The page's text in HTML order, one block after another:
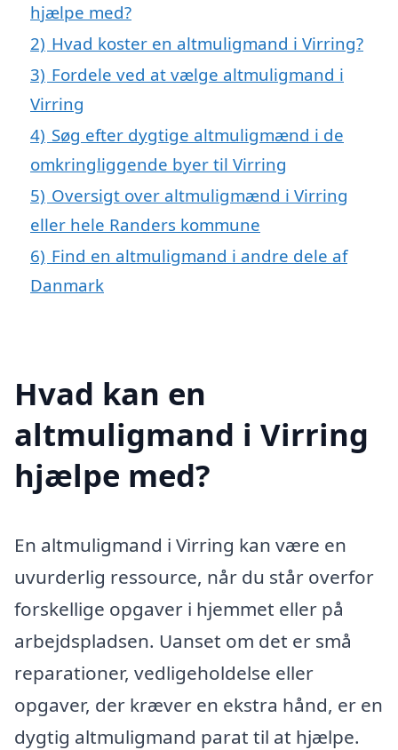
hjælpe med?
2) Hvad koster en altmuligmand i Virring?
3) Fordele ved at vælge altmuligmand i
Virring
4) Søg efter dygtige altmuligmænd i de
omkringliggende byer til Virring
5) Oversigt over altmuligmænd i Virring
eller hele Randers kommune
6) Find en altmuligmand i andre dele af
Danmark
Hvad kan en
altmuligmand i Virring
hjælpe med?
En altmuligmand i Virring kan være en
uvurderlig ressource, når du står overfor
forskellige opgaver i hjemmet eller på
arbejdspladsen. Uanset om det er små
reparationer, vedligeholdelse eller
opgaver, der kræver en ekstra hånd, er en
dygtig altmuligmand parat til at hjælpe.